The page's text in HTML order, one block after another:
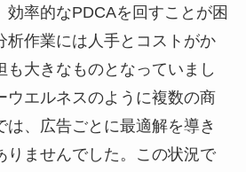
効率的なPDCAを回すことが困
析作業には人手とコストがか
も大きなものとなっていまし
ウエルネスのように複数の商
は、広告ごとに最適解を導き
りませんでした。この状況で